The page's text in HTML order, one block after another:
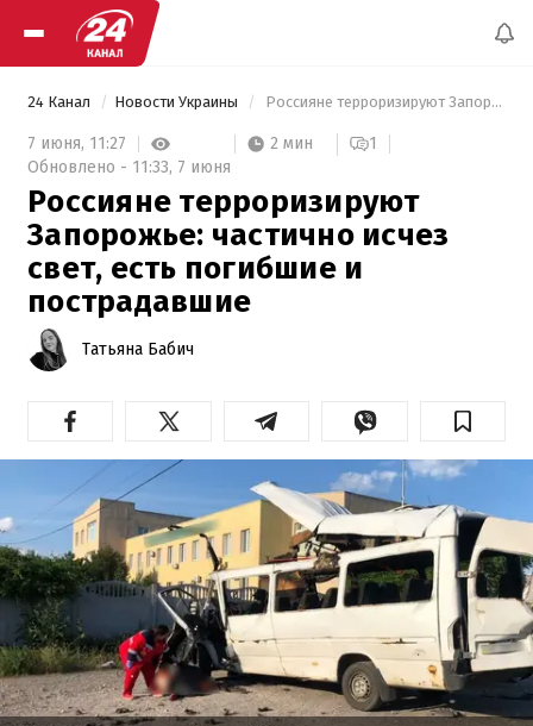
24 Канал Новости Украины Россияне терроризируют Запорожье: частично исчез свет, есть погибшие и пострадавшие
7 июня, 11:27 2 мин
1
Обновлено - 11:33, 7 июня
Россияне терроризируют
Запорожье: частично исчез
свет, есть погибшие и
пострадавшие
Татьяна Бабич